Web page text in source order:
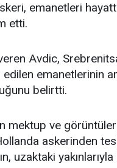
emanetleri
etti.
Avdic,
emanetlerinin
belirtti.
mektup ve
askerinden
uzaktaki